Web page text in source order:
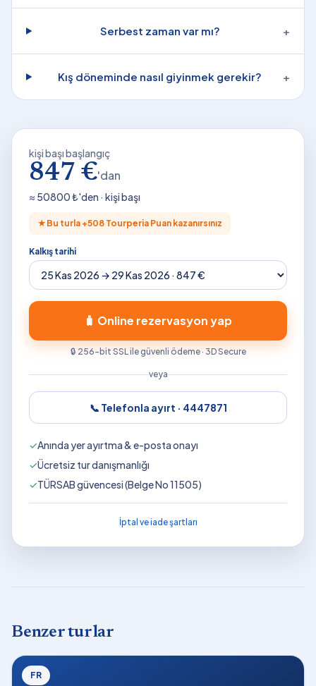
Serbest zaman var mı? +
Kış döneminde nasıl giyinmek gerekir? +
kişi başı başlangıç
847 €'dan
≈ 50800₺'den · kişi başı
★ Bu turla +508 Tourperia Puan kazanırsınız
Kalkış tarihi
🧳 Online rezervasyon yap
🔒 256-bit SSL ile güvenli ödeme · 3D Secure
veya
📞 Telefonla ayırt · 4447871
✓Anında yer ayırtma & e-posta onayı
✓Ücretsiz tur danışmanlığı
✓TÜRSAB güvencesi (Belge No 11505)
İptal ve iade şartları
Benzer turlar
FR